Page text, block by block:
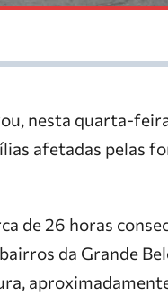
nesta quarta-
afetadas pelas
de 26 horas
da Grande